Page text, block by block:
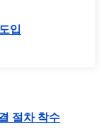
입
절차 착수